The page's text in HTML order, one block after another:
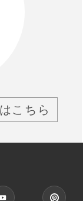
こちら